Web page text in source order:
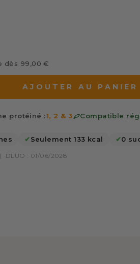
dès 99,00 €
AJOUTER AU PANIER
protéiné :1, 2 & 3 Compatible
✔Seulement 133 kcal ✔0
| DLUO : 01/06/2028